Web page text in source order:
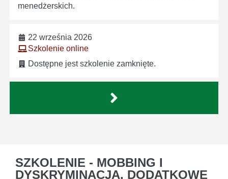
menedżerskich.
22 września 2026
Szkolenie online
Dostępne jest szkolenie zamknięte.
SZKOLENIE - MOBBING I
DYSKRYMINACJA, DODATKOWE